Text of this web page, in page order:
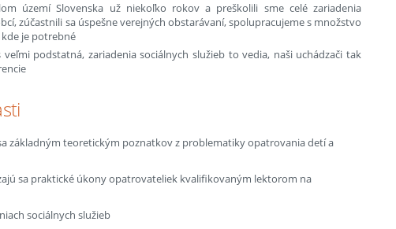
území Slovenska už niekoľko rokov a preškolili sme celé zariadenia
zúčastnili sa úspešne verejných obstarávaní, spolupracujeme s množstvo
je potrebné
podstatná, zariadenia sociálnych služieb to vedia, naši uchádzači tak
základným teoretickým poznatkov z problematiky opatrovania detí a
sa praktické úkony opatrovateliek kvalifikovaným lektorom na
sociálnych služieb